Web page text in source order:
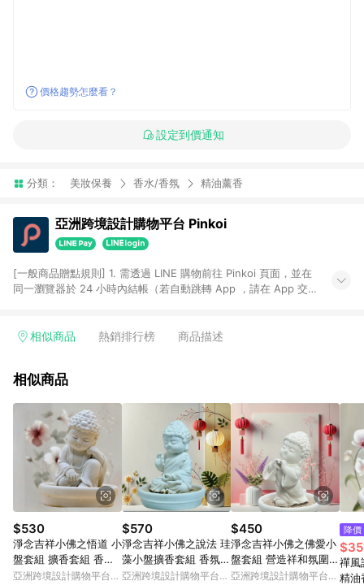
價格趨勢怎麼看？
設定到價通知
分類： 美妝保養 香水/香氛 精油薰香
亞洲跨境設計購物平台 Pinkoi
[一般商品贈點規則] 1. 需透過 LINE 購物前往 Pinkoi 頁面，並在
同一瀏覽器於 24 小時內結帳（若自動跳轉 App ，請在 App 交
回饋訂單不得享有 Pinkoi 站方優惠，例如首購優惠，P coins，
行為，不具贈點資格，部分退款不在此限。 6. APP 請更新至
貨後 45 天後發送。 8. 群眾募資商品，禮物卡，開館保證金，補
運費，攤位費等不具贈點資格。 9. LINE 購物站上之商品規格、
顏色、價位、贈品如與 Pinkoi 商品資訊頁及購物車不符，以
Pinkoi 購物商品資訊頁及購物車標示為準。 10. 點數紅包使用規
則請以點數紅包活動說明為準。 11. 若於 LINE 購物前往 Pinkoi
頁面後才首次下載 Pinkoi APP 並完成訂單，不符合導購資格；承
上，首次下載 Pinkoi APP 後，需透過 LINE 購物前往 Pinkoi 頁
面，方享導購資格。
相似商品 熱銷排行榜 商品描述
相似商品
$530
淨念吉祥小佛之悟道 小
盤套組 擴香套組 香氛
軟裝擺件
亞洲跨境設計購物平台
$570
淨念吉祥小佛之說法 珪
藻小盤擴香套組 香氛套
組 居家香氛
亞洲跨境設計購物平台
$450
淨念吉祥小佛之佛愛小
盤套組 營造祥和氛圍
提升居家品味
亞洲跨境設計購物平台
降價
禪風
精油